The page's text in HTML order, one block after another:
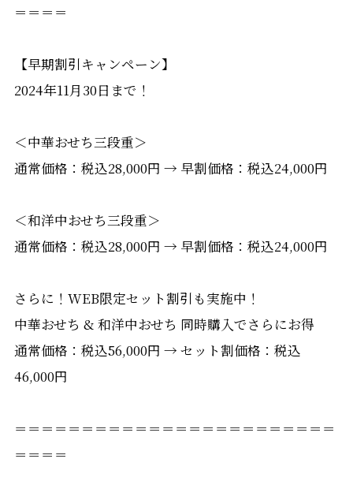
＝＝＝＝
【早期割引キャンペーン】
2024年11月30日まで！
＜中華おせち三段重＞
通常価格：税込28,000円 → 早割価格：税込24,000円
＜和洋中おせち三段重＞
通常価格：税込28,000円 → 早割価格：税込24,000円
さらに！WEB限定セット割引も実施中！
中華おせち & 和洋中おせち 同時購入でさらにお得
通常価格：税込56,000円 → セット割価格：税込
46,000円
＝＝＝＝＝＝＝＝＝＝＝＝＝＝＝＝＝＝＝＝＝＝＝＝
＝＝＝＝